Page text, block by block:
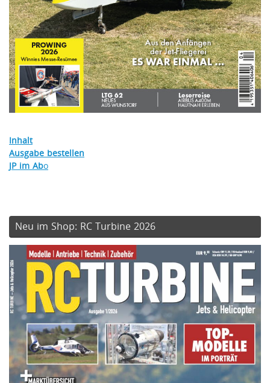
Inhalt
Ausgabe bestellen
JP im Abo
Neu im Shop: RC Turbine 2026